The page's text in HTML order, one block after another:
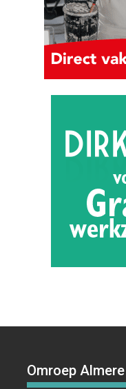
Omroep Almere